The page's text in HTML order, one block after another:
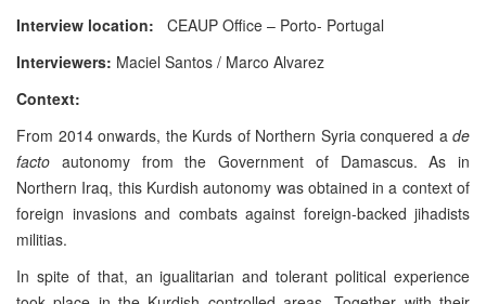
Interview location: CEAUP Office – Porto- Portugal
Interviewers: Maciel Santos / Marco Alvarez
Context:
From 2014 onwards, the Kurds of Northern Syria conquered a de
facto autonomy from the Government of Damascus. As in
Northern Iraq, this Kurdish autonomy was obtained in a context of
foreign invasions and combats against foreign-backed jihadists
militias.
In spite of that, an igualitarian and tolerant political experience